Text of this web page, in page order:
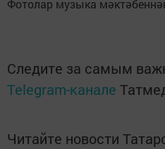
Фотолар музыка
Следите за самым
Telegram-канале
Читайте новости